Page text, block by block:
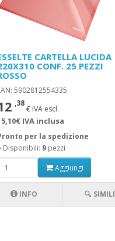
CARTELLA LUCIDA
CONF. 25 PEZZI
5902812554335
,38
€ IVA escl.
IVA inclusa
per la spedizione
Disponibili: 9 pezzi
Aggiungi
INFO 🔍 SIMILI